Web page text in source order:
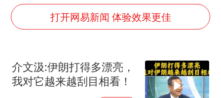
上交绝杀清华 姚明笑出表情包
白海豚在海上打了个结
以军士兵把枪口对准中国记者
打开网易新闻 体验效果更佳
介文汲:伊朗打得多漂亮，
我对它越来越刮目相看！